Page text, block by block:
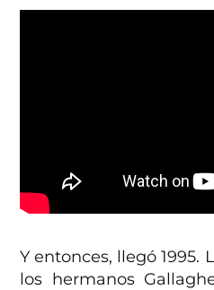
Y entonces, llegó 1995.
los hermanos